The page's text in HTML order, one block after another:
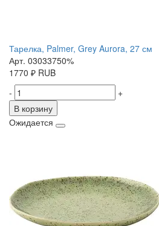
Тарелка, Palmer, Grey Aurora, 27 см
Арт. 03033750%
1770 ₽ RUB
-
+
В корзину
Ожидается